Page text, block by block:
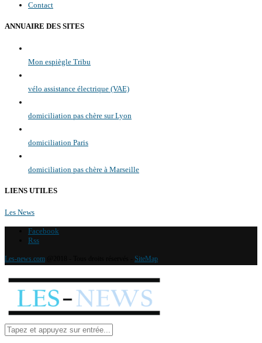
Contact
ANNUAIRE DES SITES
Mon espiègle Tribu
vélo assistance électrique (VAE)
domiciliation pas chère sur Lyon
domiciliation Paris
domiciliation pas chère à Marseille
LIENS UTILES
Les News
Facebook
Rss
Les-news.com SiteMap